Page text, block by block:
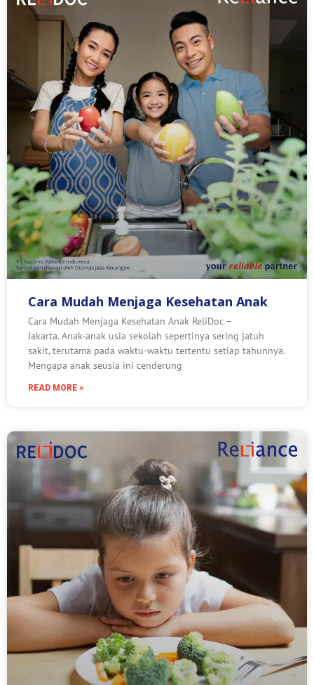
Cara Mudah Menjaga Kesehatan Anak
Cara Mudah Menjaga Kesehatan Anak ReliDoc –
Jakarta. Anak-anak usia sekolah sepertinya sering jatuh
sakit, terutama pada waktu-waktu tertentu setiap tahunnya.
Mengapa anak seusia ini cenderung
READ MORE »